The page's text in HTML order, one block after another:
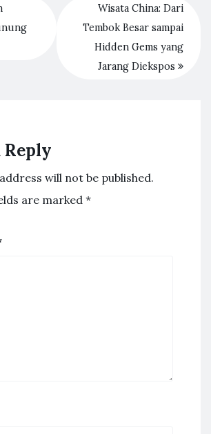
Wisata China: Dari
Tembok Besar sampai
Hidden Gems yang
Jarang Diekspos
Reply
will not be published.
are marked *